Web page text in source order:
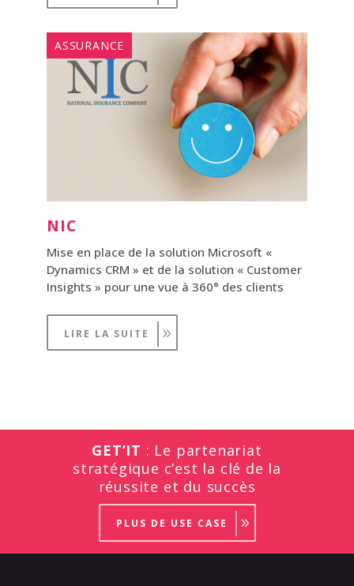
ASSURANCE
NIC
Mise en place de la solution Microsoft «
Dynamics CRM » et de la solution « Customer
Insights » pour une vue à 360° des clients
LIRE LA SUITE
GET’IT : Le partenariat
stratégique c’est la clé de la
réussite et du succès
PLUS DE USE CASE